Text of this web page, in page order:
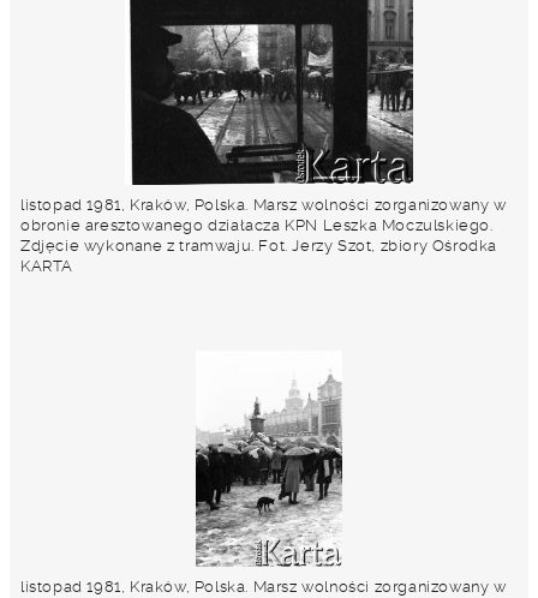
listopad 1981, Kraków, Polska. Marsz wolności zorganizowany w
obronie aresztowanego działacza KPN Leszka Moczulskiego.
Zdjęcie wykonane z tramwaju. Fot. Jerzy Szot, zbiory Ośrodka
KARTA
listopad 1981, Kraków, Polska. Marsz wolności zorganizowany w